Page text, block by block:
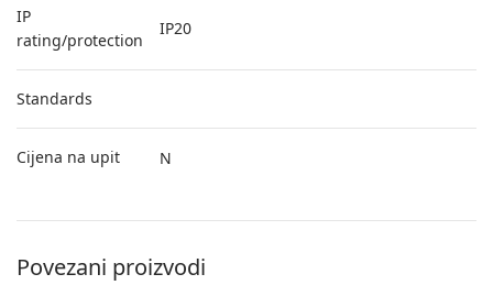
IP
rating/protection
IP20
Standards
Cijena na upit N
Povezani proizvodi